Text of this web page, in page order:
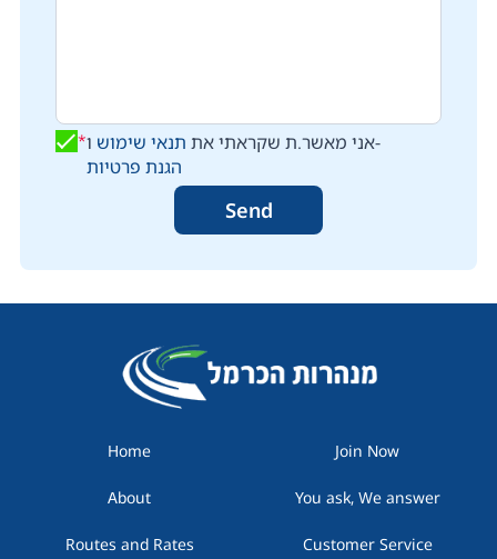
* אני מאשר.ת שקראתי את תנאי שימוש
ו-
הגנת פרטיות
Home
About
Routes and Rates
Join Now
You ask, We answer
Customer Service